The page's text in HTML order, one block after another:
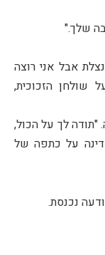
שלך."
אבל אני רוצה
שולחן הזכוכית,
"תודה לך על הכול,
על כתפה של
נכנסת.